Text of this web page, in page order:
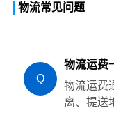
物流常见问题
Q
物流运费
物流运费
离、提送